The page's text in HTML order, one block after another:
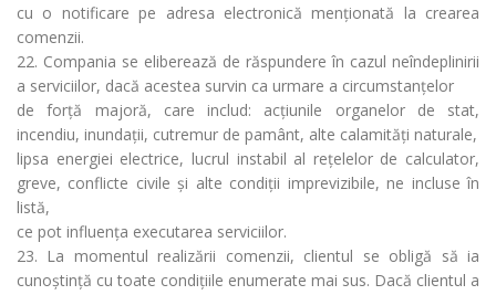
cu o notificare pe adresa electronică menționată la crearea
comenzii.
22. Compania se eliberează de răspundere în cazul neîndeplinirii
a serviciilor, dacă acestea survin ca urmare a circumstanțelor
de forță majoră, care includ: acțiunile organelor de stat,
incendiu, inundații, cutremur de pamânt, alte calamități naturale,
lipsa energiei electrice, lucrul instabil al rețelelor de calculator,
greve, conflicte civile și alte condiții imprevizibile, ne incluse în
listă,
ce pot influența executarea serviciilor.
23. La momentul realizării comenzii, clientul se obligă să ia
cunoștință cu toate condițiile enumerate mai sus. Dacă clientul a